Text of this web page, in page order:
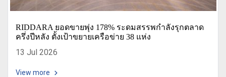
RIDDARA ยอดขายพุ่ง 178% ระดมสรรพกำลังรุกตลาด
ครึ่งปีหลัง ตั้งเป้าขยายเครือข่าย 38 แห่ง
13 Jul 2026
View more